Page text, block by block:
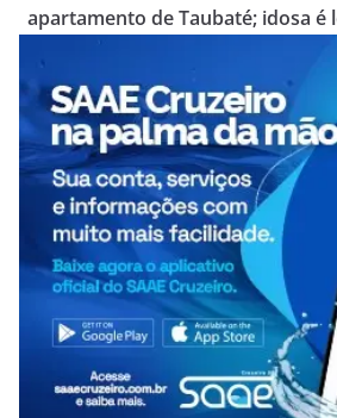
apartamento de Taubaté; idosa é